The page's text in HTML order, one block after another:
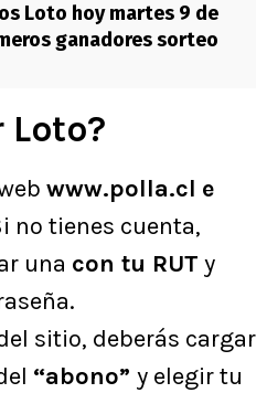
Loto hoy martes 9 de
ganadores sorteo
Loto?
www.polla.cl e
no tienes cuenta,
una con tu RUT y
sitio, deberás cargar
“abono” y elegir tu